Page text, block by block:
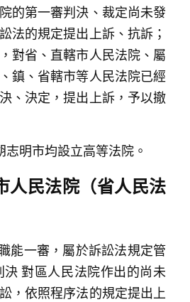
的第一審判決、裁定尚未發
法的規定提出上訴、抗訴；
對省、直轄市人民法院、屬
鎮、省轄市等人民法院已經
、決定，提出上訴，予以撤
志明市均設立高等法院。
人民法院（省人民法
能一審，屬於訴訟法規定管
決 對區人民法院作出的尚未
，依照程序法的規定提出上